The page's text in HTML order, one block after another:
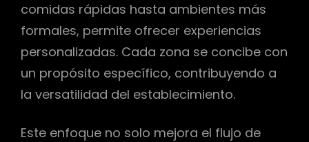
comidas rápidas hasta ambientes más
formales, permite ofrecer experiencias
personalizadas. Cada zona se concibe con
un propósito específico, contribuyendo a
la versatilidad del establecimiento.
Este enfoque no solo mejora el flujo de